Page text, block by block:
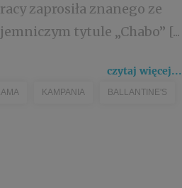
zaprosiła znanego ze
tytule „Chabo” [...
czytaj więcej...
KAMPANIA BALLANTINE'S